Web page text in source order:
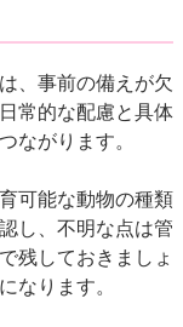
、事前の備えが欠
常的な配慮と具体
ながります。
可能な動物の種類
し、不明な点は管
残しておきましょ
なります。